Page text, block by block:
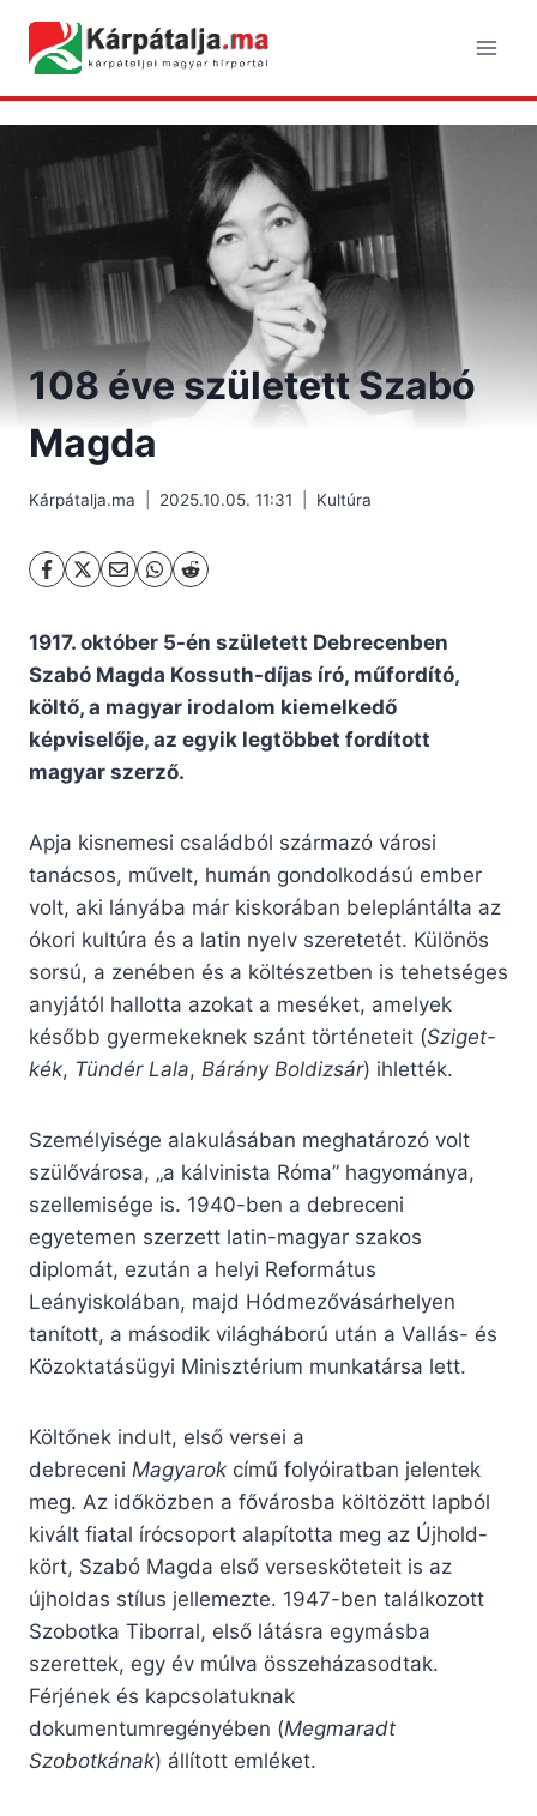
content
108 éve született Szabó
Magda
Kárpátalja.ma 2025.10.05. 11:31 Kultúra
1917. október 5-én született Debrecenben
Szabó Magda Kossuth-díjas író, műfordító,
költő, a magyar irodalom kiemelkedő
képviselője, az egyik legtöbbet fordított
magyar szerző.
Apja kisnemesi családból származó városi
tanácsos, művelt, humán gondolkodású ember
volt, aki lányába már kiskorában beleplántálta az
ókori kultúra és a latin nyelv szeretetét. Különös
sorsú, a zenében és a költészetben is tehetséges
anyjától hallotta azokat a meséket, amelyek
később gyermekeknek szánt történeteit (Sziget-
kék, Tündér Lala, Bárány Boldizsár) ihlették.
Személyisége alakulásában meghatározó volt
szülővárosa, „a kálvinista Róma” hagyománya,
szellemisége is. 1940-ben a debreceni
egyetemen szerzett latin-magyar szakos
diplomát, ezután a helyi Református
Leányiskolában, majd Hódmezővásárhelyen
tanított, a második világháború után a Vallás- és
Közoktatásügyi Minisztérium munkatársa lett.
Költőnek indult, első versei a
debreceni Magyarok című folyóiratban jelentek
meg. Az időközben a fővárosba költözött lapból
kivált fiatal írócsoport alapította meg az Újhold-
kört, Szabó Magda első versesköteteit is az
újholdas stílus jellemezte. 1947-ben találkozott
Szobotka Tiborral, első látásra egymásba
szerettek, egy év múlva összeházasodtak.
Férjének és kapcsolatuknak
dokumentumregényében (Megmaradt
Szobotkának) állított emléket.